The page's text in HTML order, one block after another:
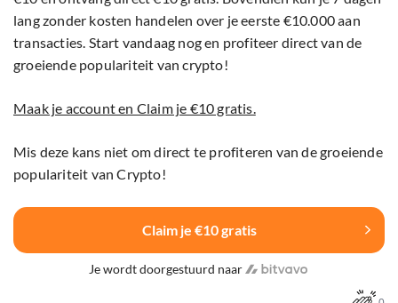
lang zonder kosten handelen over je eerste €10.000 aan
transacties. Start vandaag nog en profiteer direct van de
groeiende populariteit van crypto!
Maak je account en Claim je €10 gratis.
Mis deze kans niet om direct te profiteren van de groeiende
populariteit van Crypto!
Claim je €10 gratis
Je wordt doorgestuurd naar